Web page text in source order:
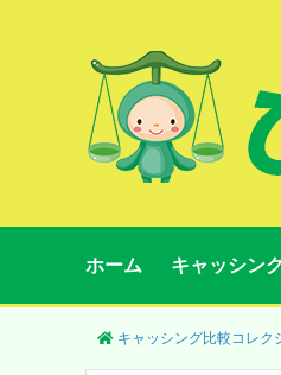
ホーム キャッシン
キャッシング比較コレク